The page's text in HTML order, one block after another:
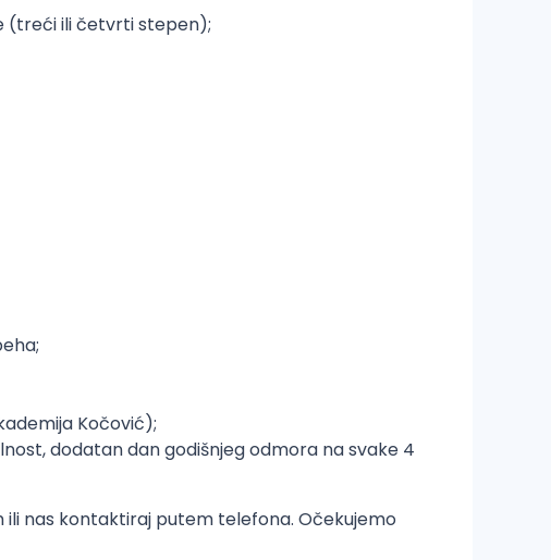
(treći ili četvrti stepen);
Kočović);
dodatan dan godišnjeg odmora na svake 4
ili nas kontaktiraj putem telefona. Očekujemo